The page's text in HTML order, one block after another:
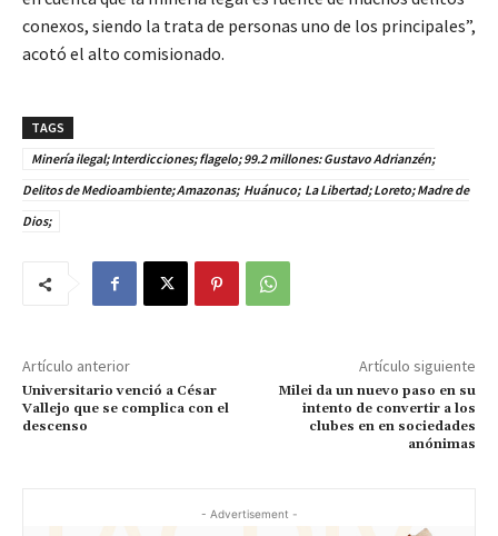
conexos, siendo la trata de personas uno de los principales”,
acotó el alto comisionado.
TAGS
Minería ilegal; Interdicciones; flagelo; 99.2 millones: Gustavo Adrianzén;
Delitos de Medioambiente; Amazonas; Huánuco; La Libertad; Loreto; Madre de
Dios;
Artículo anterior
Universitario venció a César
Vallejo que se complica con el
descenso
Artículo siguiente
Milei da un nuevo paso en su
intento de convertir a los
clubes en en sociedades
anónimas
- Advertisement -